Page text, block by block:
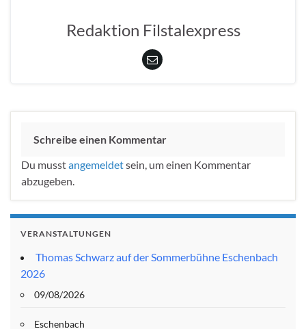
Redaktion Filstalexpress
Schreibe einen Kommentar
Du musstangemeldetsein, um einen Kommentar
abzugeben.
VERANSTALTUNGEN
Thomas Schwarz auf der Sommerbühne Eschenbach
2026
09/08/2026
Eschenbach